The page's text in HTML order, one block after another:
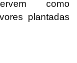
como
plantadas